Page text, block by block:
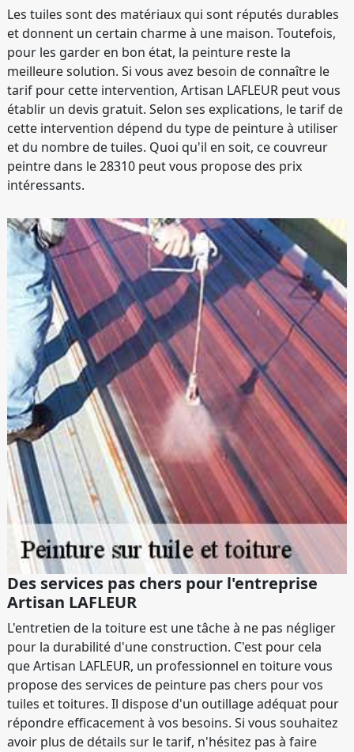
Les tuiles sont des matériaux qui sont réputés durables
et donnent un certain charme à une maison. Toutefois,
pour les garder en bon état, la peinture reste la
meilleure solution. Si vous avez besoin de connaître le
tarif pour cette intervention, Artisan LAFLEUR peut vous
établir un devis gratuit. Selon ses explications, le tarif de
cette intervention dépend du type de peinture à utiliser
et du nombre de tuiles. Quoi qu'il en soit, ce couvreur
peintre dans le 28310 peut vous propose des prix
intéressants.
Des services pas chers pour l'entreprise
Artisan LAFLEUR
L'entretien de la toiture est une tâche à ne pas négliger
pour la durabilité d'une construction. C'est pour cela
que Artisan LAFLEUR, un professionnel en toiture vous
propose des services de peinture pas chers pour vos
tuiles et toitures. Il dispose d'un outillage adéquat pour
répondre efficacement à vos besoins. Si vous souhaitez
avoir plus de détails sur le tarif, n'hésitez pas à faire